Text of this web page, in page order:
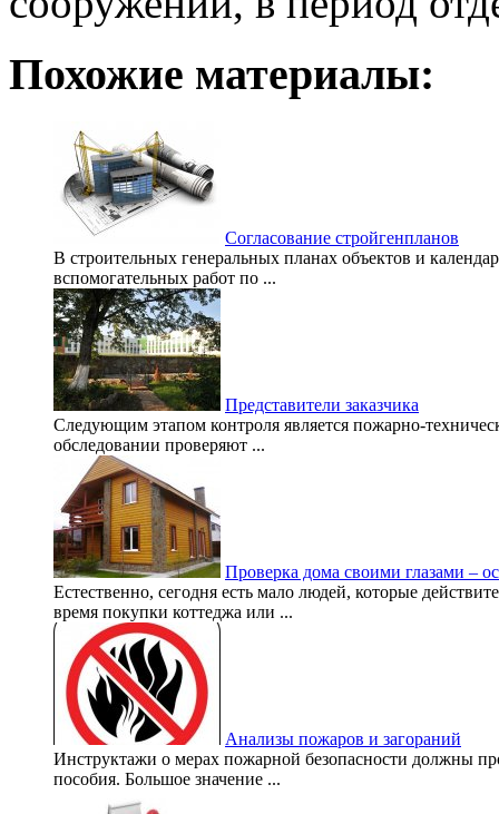
Похожие материалы:
Согласование стройгенпланов
В строительных генеральных планах объектов и
вспомогательных работ по ...
Представители заказчика
Следующим этапом контроля является пожарно-
обследовании проверяют ...
Проверка дома своими глазами –
Естественно, сегодня есть мало людей, которые
время покупки коттеджа или ...
Анализы пожаров и загораний
Инструктажи о мерах пожарной безопасности должны
пособия. Большое значение ...